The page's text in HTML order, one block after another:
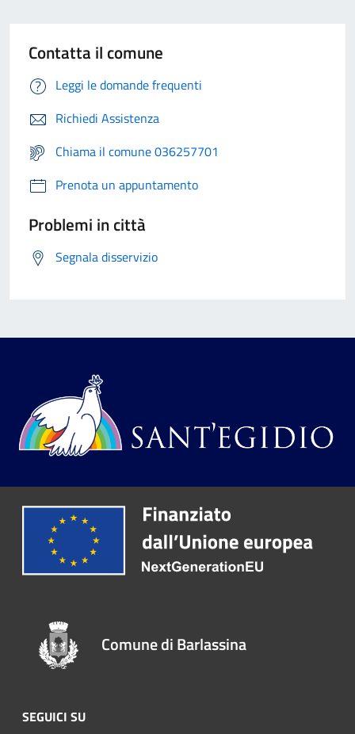
Contatta il comune
Leggi le domande frequenti
Richiedi Assistenza
Chiama il comune 036257701
Prenota un appuntamento
Problemi in città
Segnala disservizio
Comune di Barlassina
SEGUICI SU